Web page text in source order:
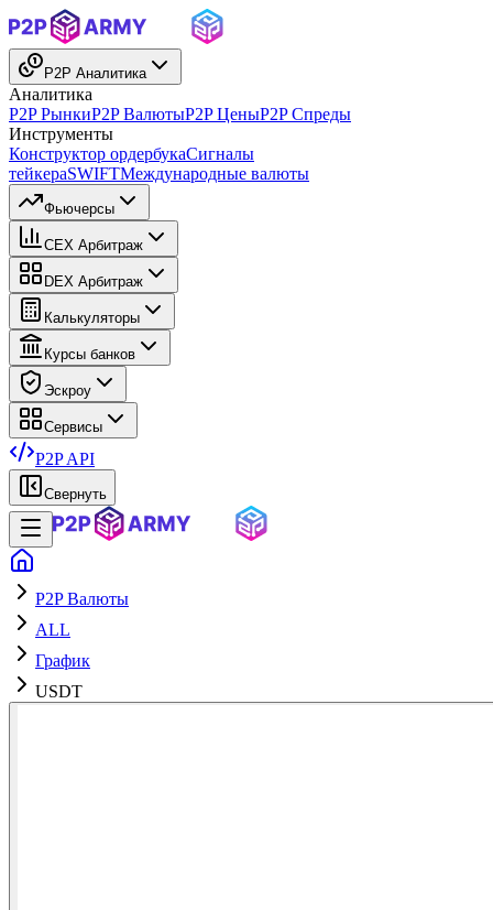
P2P Аналитика
Аналитика
P2P РынкиP2P ВалютыP2P ЦеныP2P Спреды
Инструменты
Конструктор ордербукаСигналы
тейкераSWIFTМеждународные валюты
Фьючерсы
CEX Арбитраж
DEX Арбитраж
Калькуляторы
Курсы банков
Эскроу
Сервисы
P2P API
Свернуть
P2P Валюты
ALL
График
USDT